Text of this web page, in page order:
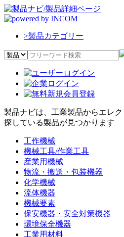
>製品カテゴリー
製品ナビは、工業製品からエレク
探している製品が見つかります
工作機械
機械工具/作業工具
産業用機械
物流・搬送・包装機器
化学機械
流体機器
機械要素
保安機器・安全対策機器
環境保全機器
工業用材料